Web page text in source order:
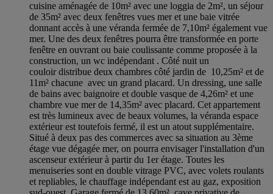
cuisine aménagée de 10m² avec une loggia de 2m², un séjour
de 35m² avec deux fenêtres vues mer et une baie vitrée
donnant accès à une véranda fermée de 7,10m² également vue
mer. Une des deux fenêtres pourra être transformée en porte
fenêtre en ouvrant ou baie coulissante comme proposée à la
construction, un wc indépendant . Côté nuit un
couloir distribue deux chambres côté jardin de 10,25m² et de
11m² chacune avec un grand placard. Un dressing, une salle
de bains avec baignoire et double vasque de 4,26m² et une
chambre vue mer de 14,35m² avec placard. Cet appartement
est très lumineux avec de beaux volumes, la véranda espace
extérieur est toutefois fermé, il est un atout supplémentaire.
Situé à deux pas des commerces avec sa situation au 3ème
étage vue dégagée mer, on pourra envisager l'installation d'un
ascenseur extérieur à partir du 1er étage. Toutes les
menuiseries sont en double vitrage PVC, avec volets roulants
et repliables, le chauffage indépendant est au gaz, exposition